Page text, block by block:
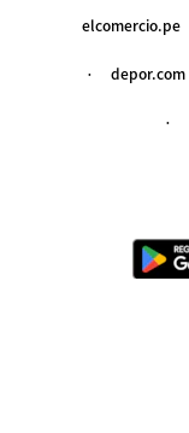
elcomercio.pe
depor.com